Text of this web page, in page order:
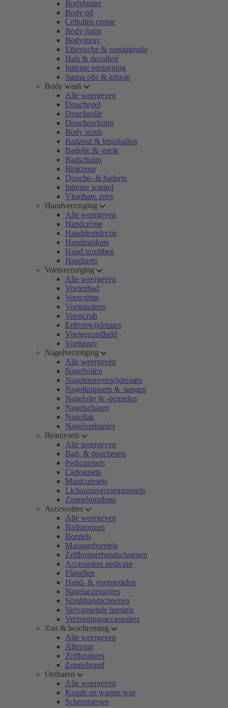
Bodybutter
Body oil
Cellulitis creme
Body foam
Bodyspray
Etherische & massageolie
Hals & decolleté
Intieme verzorging
Sauna olie & infusie
Body wash
Alle weergeven
Douchegel
Doucheolie
Doucheschuim
Body scrub
Badzout & bruisballen
Badolie & -melk
Badschuim
Blokzeep
Douche- & badsets
Intieme wasgel
Vloeibare zeep
Handverzorging
Alle weergeven
Handcrème
Handdesinfectie
Handmaskers
Hand scrubben
Handzeep
Voetverzorging
Alle weergeven
Voetenbad
Voetcrème
Voetmaskers
Voetscrub
Eeltverwijderaars
Voetgezondheid
Voetspray
Nagelverzorging
Alle weergeven
Nagelvijlen
Nagelriemverwijderaars
Nagelknippers & -tangen
Nagelolie & -penselen
Nagelscharen
Nagellak
Nagelverharder
Beautysets
Alle weergeven
Bad- & douchesets
Pedicuresets
Cadeausets
Manicuresets
Lichaamsverzorgingssets
Zonnebrandsets
Accessoires
Alle weergeven
Badsponzen
Borstels
Massageborstels
Zelfbruinerhandschoenen
Accessoires pedicure
Flanellen
Hand- & voetsieraden
Nagelaccessoires
Scrubhandschoenen
Vervangende borstels
Verzorgingsaccessoires
Zon & bescherming
Alle weergeven
Aftersun
Zelfbruiners
Zonnebrand
Ontharen
Alle weergeven
Koude en warme was
Scheermesjes